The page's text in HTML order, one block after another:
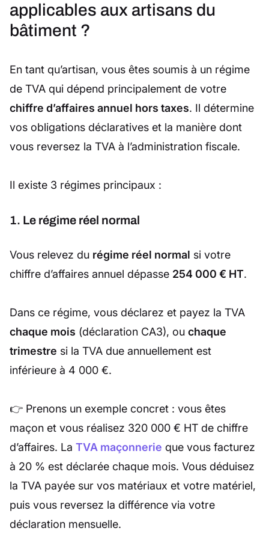
applicables aux artisans du
bâtiment ?
En tant qu’artisan, vous êtes soumis à un régime
de TVA qui dépend principalement de votre
chiffre d’affaires annuel hors taxes. Il détermine
vos obligations déclaratives et la manière dont
vous reversez la TVA à l’administration fiscale.
Il existe 3 régimes principaux :
1. Le régime réel normal
Vous relevez du régime réel normal si votre
chiffre d’affaires annuel dépasse 254 000 € HT.
Dans ce régime, vous déclarez et payez la TVA
chaque mois (déclaration CA3), ou chaque
trimestre si la TVA due annuellement est
inférieure à 4 000 €.
👉 Prenons un exemple concret : vous êtes
maçon et vous réalisez 320 000 € HT de chiffre
d’affaires. La TVA maçonnerie que vous facturez
à 20 % est déclarée chaque mois. Vous déduisez
la TVA payée sur vos matériaux et votre matériel,
puis vous reversez la différence via votre
déclaration mensuelle.